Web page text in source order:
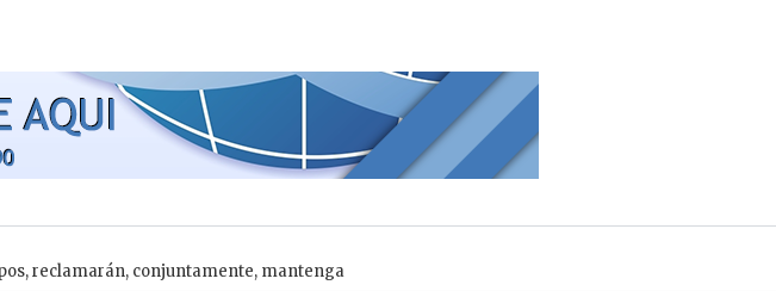
,reclamarán, conjuntamente, mantenga